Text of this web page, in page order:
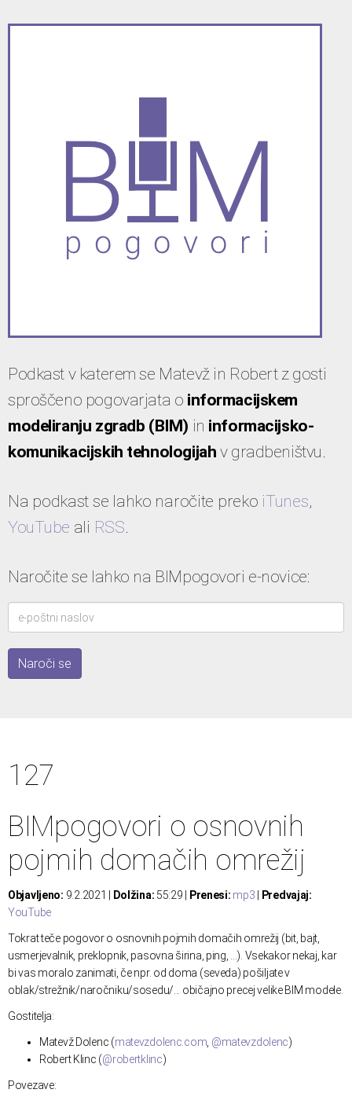
Podkast v katerem se Matevž in Robert z gosti
sproščeno pogovarjata o informacijskem
modeliranju zgradb (BIM) in informacijsko-
komunikacijskih tehnologijah v gradbeništvu.
Na podkast se lahko naročite preko iTunes,
YouTube ali RSS.
Naročite se lahko na BIMpogovori e-novice:
127
BIMpogovori o osnovnih
pojmih domačih omrežij
Objavljeno: 9.2.2021 | Dolžina: 55:29 | Prenesi: mp3
Predvajaj:
YouTube
Tokrat teče pogovor o osnovnih pojmih domačih omrežij (bit, bajt,
usmerjevalnik, preklopnik, pasovna širina, ping, ...). Vsekakor nekaj, kar
bi vas moralo zanimati, če npr. od doma (seveda) pošiljate v
oblak/strežnik/naročniku/sosedu/... običajno precej velike BIM modele.
Gostitelja:
Matevž Dolenc (matevzdolenc.com @matevzdolenc)
Robert Klinc (@robertklinc)
Povezave: